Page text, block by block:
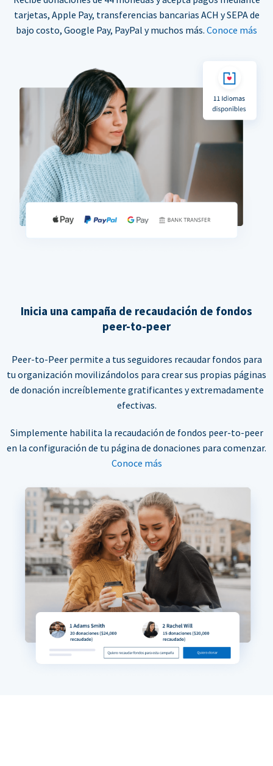
tarjetas, Apple Pay, transferencias bancarias ACH y SEPA de
bajo costo, Google Pay, PayPal y muchos más. Conoce más
Inicia una campaña de recaudación de fondos
peer-to-peer
Peer-to-Peer permite a tus seguidores recaudar fondos para
tu organización movilizándolos para crear sus propias páginas
de donación increíblemente gratificantes y extremadamente
efectivas.
Simplemente habilita la recaudación de fondos peer-to-peer
en la configuración de tu página de donaciones para comenzar.
Conoce más